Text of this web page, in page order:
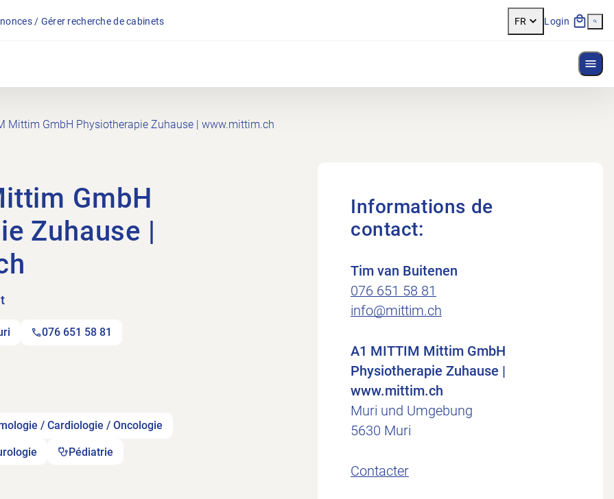
/ Gérer recherche de cabinets FR Login
Mittim GmbH Physiotherapie Zuhause | www.mittim.ch
GmbH
Zuhause |
076 651 58 81
/ Cardiologie / Oncologie
Pédiatrie
Informations de
contact:
Tim van Buitenen
076 651 58 81
info@mittim.ch
A1 MITTIM Mittim GmbH
Physiotherapie Zuhause |
www.mittim.ch
Muri und Umgebung
5630 Muri
Contacter